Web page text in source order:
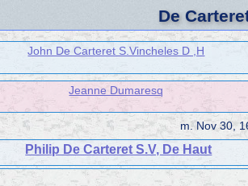
De
John De Carteret S.Vincheles D ,H
Jeanne Dumaresq
m.Nov 30,
Philip De Carteret S.V, De Haut